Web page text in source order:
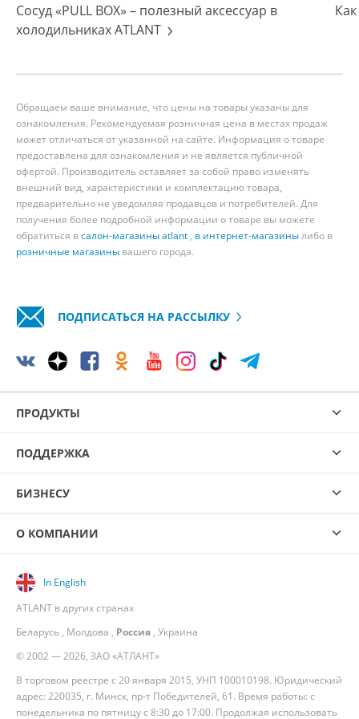
Сосуд «PULL BOX» – полезный аксессуар в
холодильниках ATLANT
Обращаем ваше внимание, что цены на товары указаны для
ознакомления. Рекомендуемая розничная цена в местах продаж
может отличаться от указанной на сайте. Информация о товаре
предоставлена для ознакомления и не является публичной
офертой. Производитель оставляет за собой право изменять
внешний вид, характеристики и комплектацию товара,
предварительно не уведомляя продавцов и потребителей. Для
получения более подробной информации о товаре вы можете
обратиться всалон-магазины atlant , в интернет-магазинылибо в
розничные магазины вашего города.
ПОДПИСАТЬСЯ НА РАССЫЛКУ
ПРОДУКТЫ
ПОДДЕРЖКА
БИЗНЕСУ
О КОМПАНИИ
© 2002 — 2026, ЗАО «АТЛАНТ»
В торговом реестре с 20 января 2015, УНП 100010198. Юридический
адрес: 220035, г. Минск, пр-т Победителей, 61. Время работы: с
понедельника по пятницу с 8:30 до 17:00. Продолжая использовать
In English
ATLANT в других странах
Беларусь , Молдова , Россия , Украина